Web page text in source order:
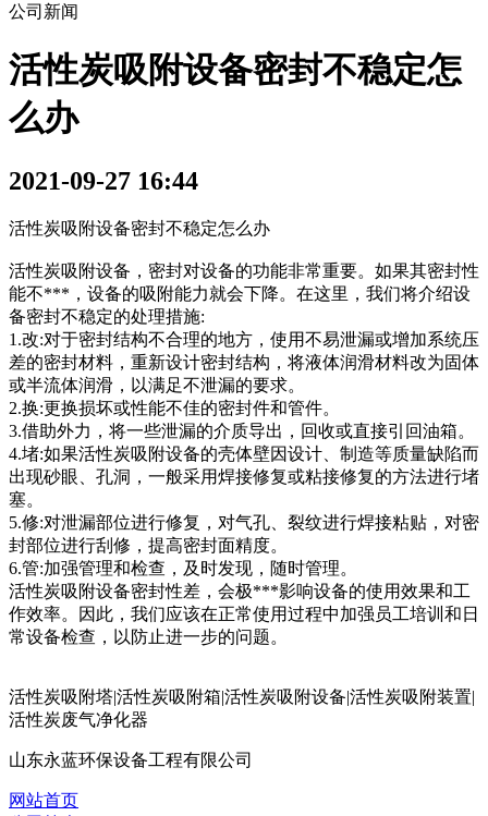
公司新闻
活性炭吸附设备密封不稳定怎
么办
2021-09-27 16:44
活性炭吸附设备密封不稳定怎么办
活性炭吸附设备，密封对设备的功能非常重要。如果其密封性
能不***，设备的吸附能力就会下降。在这里，我们将介绍设
备密封不稳定的处理措施:
1.改:对于密封结构不合理的地方，使用不易泄漏或增加系统压
差的密封材料，重新设计密封结构，将液体润滑材料改为固体
或半流体润滑，以满足不泄漏的要求。
2.换:更换损坏或性能不佳的密封件和管件。
3.借助外力，将一些泄漏的介质导出，回收或直接引回油箱。
4.堵:如果活性炭吸附设备的壳体壁因设计、制造等质量缺陷而
出现砂眼、孔洞，一般采用焊接修复或粘接修复的方法进行堵
塞。
5.修:对泄漏部位进行修复，对气孔、裂纹进行焊接粘贴，对密
封部位进行刮修，提高密封面精度。
6.管:加强管理和检查，及时发现，随时管理。
活性炭吸附设备密封性差，会极***影响设备的使用效果和工
作效率。因此，我们应该在正常使用过程中加强员工培训和日
常设备检查，以防止进一步的问题。
活性炭吸附塔|活性炭吸附箱|活性炭吸附设备|活性炭吸附装置|
活性炭废气净化器
山东永蓝环保设备工程有限公司
网站首页